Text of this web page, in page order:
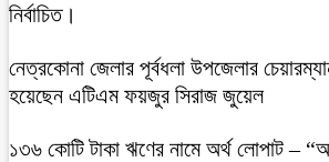
নির্বাচিত।
নেত্রকোনা জেলার পূর্বধলা উপজেলার
হয়েছেন এটিএম ফয়জুর সিরাজ জুয়েল
১৩৬ কোটি টাকা ঋণের নামে অর্থ লোপাট –